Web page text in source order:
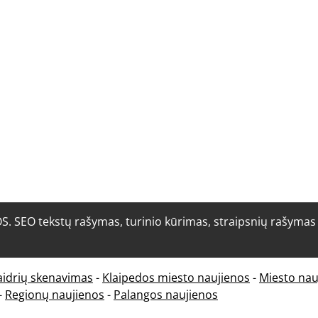
SEO tekstų rašymas, turinio kūrimas, straipsnių
skenavimas - Klaipedos miesto naujienos - Miesto
Regionų naujienos - Palangos naujienos